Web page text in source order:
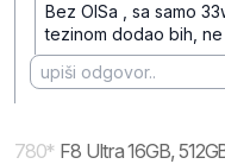
Bez OISa , sa samo
tezinom dodao bih,
780* F8 Ultra 16GB,